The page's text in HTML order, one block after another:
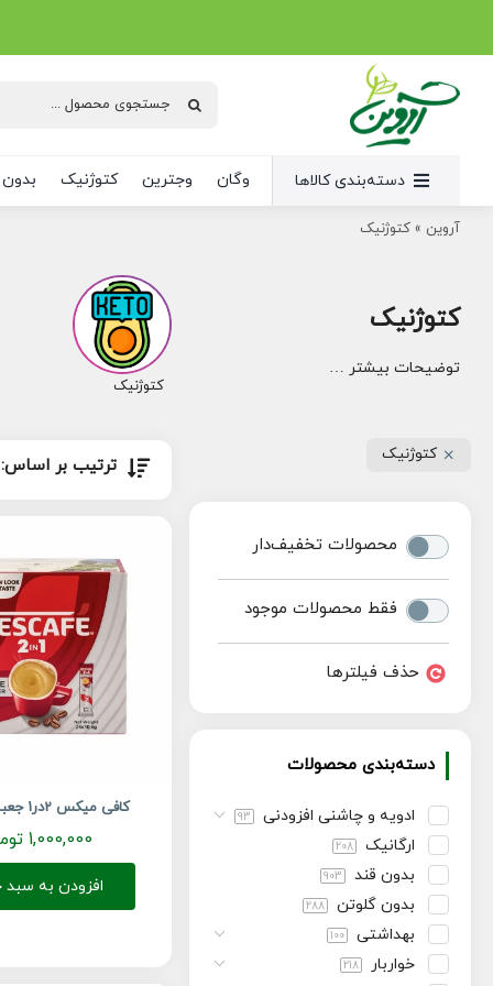
جستجو
دسته‌بندی کالاها وگان وجترین کتوژنیک
آروین » کتوژنیک
کتوژنیک
توضیحات بیشتر …
کتوژنیک
محصولات تخفیف‌دار
فقط محصولات موجود
حذف فیلترها
دسته‌بندی محصولات
ادویه و چاشنی افزودنی 93
ارگانیک 208
بدون قند 903
بدون گلوتن 288
بهداشتی 100
خواربار 218
کتوژنیک
ترتیب بر اساس:
کافی میکس 2در1 جعبه نسکافه
1,000,000
افزودن به سبد